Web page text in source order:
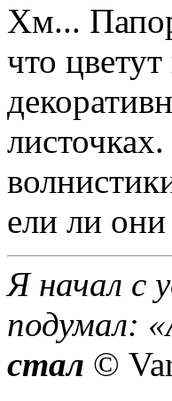
Хм...
что
ели ли они
Я начал с
подумал:
стал ©